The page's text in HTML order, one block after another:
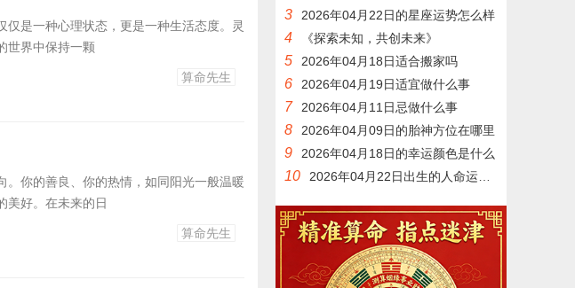
是一种心理状态，更是一种生活态度。灵
世界中保持一颗
算命先生
。你的善良、你的热情，如同阳光一般温暖
美好。在未来的日
算命先生
3 2026年04月22日的星座运势怎么样
4 《探索未知，共创未来》
5 2026年04月18日适合搬家吗
6 2026年04月19日适宜做什么事
7 2026年04月11日忌做什么事
8 2026年04月09日的胎神方位在哪里
9 2026年04月18日的幸运颜色是什么
10 2026年04月22日出生的人命运如何